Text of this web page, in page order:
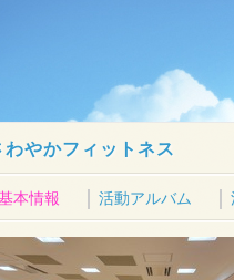
わやかフィットネス
本情報 活動アルバム